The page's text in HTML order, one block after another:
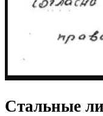
Стальные